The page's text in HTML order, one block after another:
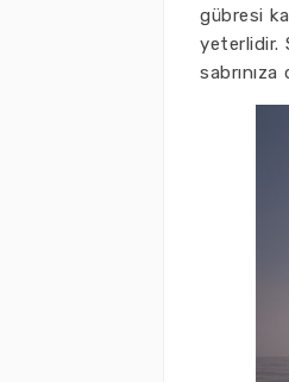
gübresi
yeterlidir.